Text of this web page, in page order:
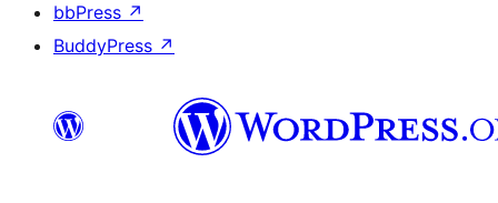
bbPress ↗
BuddyPress ↗